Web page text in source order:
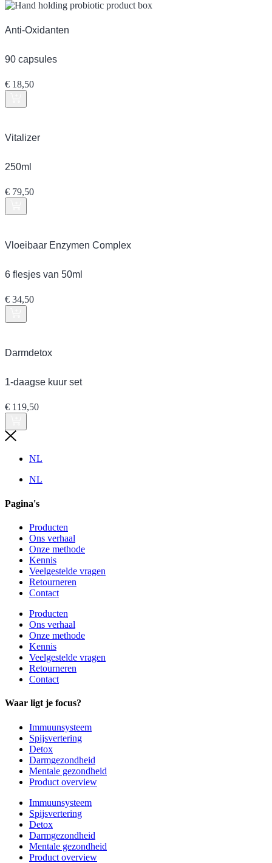
Anti-Oxidanten
90 capsules
€ 18,50
Vitalizer
250ml
€ 79,50
Vloeibaar Enzymen Complex
6 flesjes van 50ml
€ 34,50
Darmdetox
1-daagse kuur set
€ 119,50
NL
NL
Pagina's
Producten
Ons verhaal
Onze methode
Kennis
Veelgestelde vragen
Retourneren
Contact
Producten
Ons verhaal
Onze methode
Kennis
Veelgestelde vragen
Retourneren
Contact
Waar ligt je focus?
Immuunsysteem
Spijsvertering
Detox
Darmgezondheid
Mentale gezondheid
Product overview
Immuunsysteem
Spijsvertering
Detox
Darmgezondheid
Mentale gezondheid
Product overview